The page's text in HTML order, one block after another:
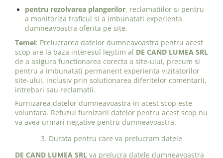
pentru rezolvarea plangerilor, reclamatiilor si pentru
a monitoriza traficul si a imbunatati experienta
dumneavoastra oferita pe site.
Temei: Prelucrarea datelor dumneavoastra pentru acest
scop are la baza interesul legitim al DE CAND LUMEA SRL
de a asigura functionarea corecta a site-ului, precum si
pentru a imbunatati permanent experienta vizitatorilor
site-ului, inclusiv prin solutionarea diferitelor comentarii,
intrebari sau reclamatii.
Furnizarea datelor dumneavoastra in acest scop este
voluntara. Refuzul furnizarii datelor pentru acest scop nu
va avea urmari negative pentru dumneavoastra.
3. Durata pentru care va prelucram datele
DE CAND LUMEA SRL va prelucra datele dumneavoastra